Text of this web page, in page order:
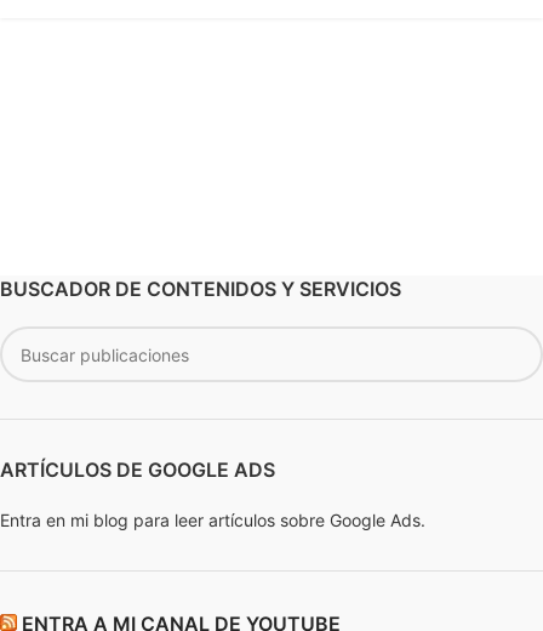
BUSCADOR DE CONTENIDOS Y SERVICIOS
ARTÍCULOS DE GOOGLE ADS
Entra en mi blog para leer artículos sobre Google Ads.
ENTRA A MI CANAL DE YOUTUBE